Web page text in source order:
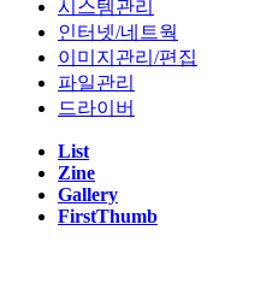
시스템관리
인터넷/네트웍
이미지관리/편집
파일관리
드라이버
List
Zine
Gallery
FirstThumb